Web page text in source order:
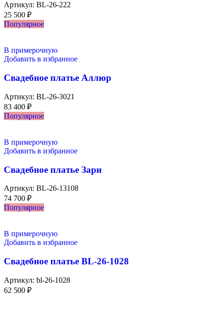
Артикул: BL-26-222
25 500 ₽
Популярное
В примерочную
Добавить в избранное
Свадебное платье Аллюр
Артикул: BL-26-3021
83 400 ₽
Популярное
В примерочную
Добавить в избранное
Свадебное платье Зари
Артикул: BL-26-13108
74 700 ₽
Популярное
В примерочную
Добавить в избранное
Свадебное платье BL-26-1028
Артикул: bl-26-1028
62 500 ₽